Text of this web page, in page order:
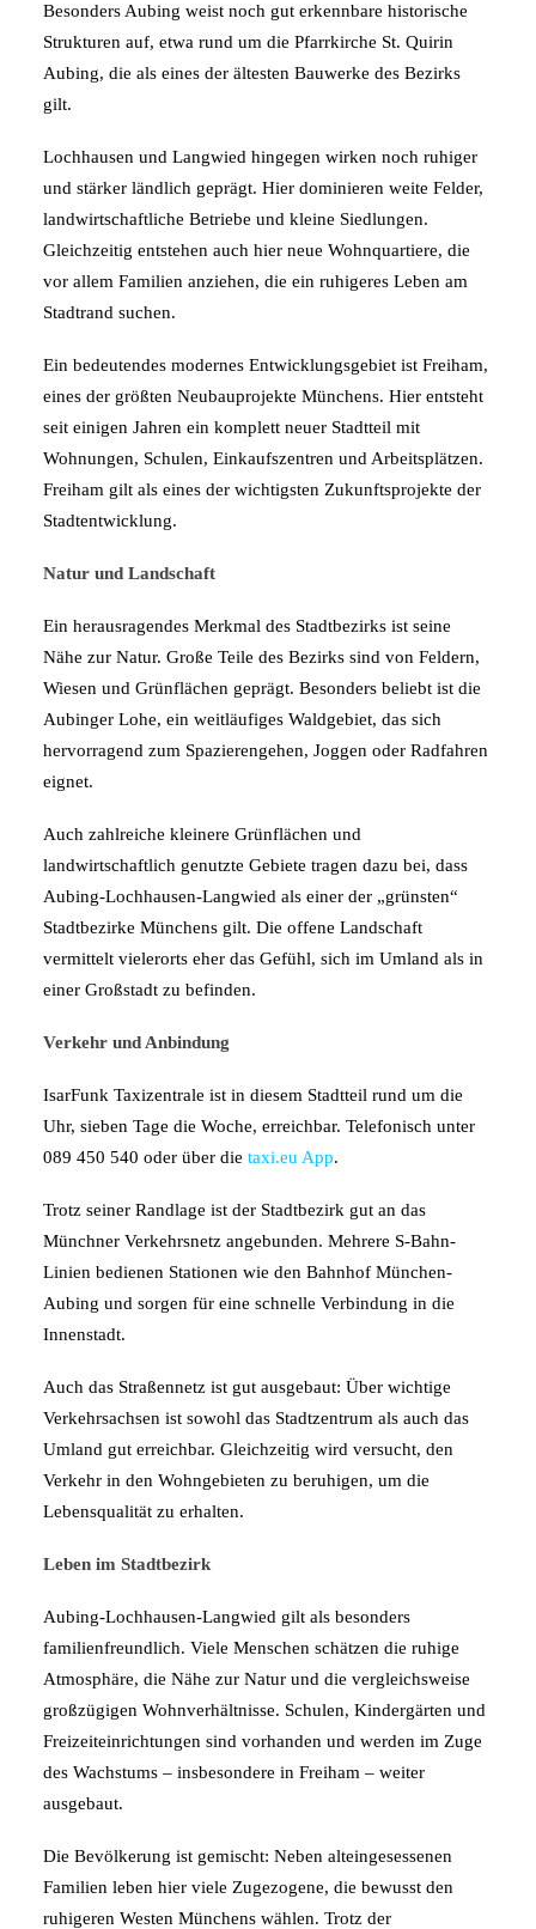
Besonders Aubing weist noch gut erkennbare historische
Strukturen auf, etwa rund um die Pfarrkirche St. Quirin
Aubing, die als eines der ältesten Bauwerke des Bezirks
gilt.
Lochhausen und Langwied hingegen wirken noch ruhiger
und stärker ländlich geprägt. Hier dominieren weite Felder,
landwirtschaftliche Betriebe und kleine Siedlungen.
Gleichzeitig entstehen auch hier neue Wohnquartiere, die
vor allem Familien anziehen, die ein ruhigeres Leben am
Stadtrand suchen.
Ein bedeutendes modernes Entwicklungsgebiet ist Freiham,
eines der größten Neubauprojekte Münchens. Hier entsteht
seit einigen Jahren ein komplett neuer Stadtteil mit
Wohnungen, Schulen, Einkaufszentren und Arbeitsplätzen.
Freiham gilt als eines der wichtigsten Zukunftsprojekte der
Stadtentwicklung.
Natur und Landschaft
Ein herausragendes Merkmal des Stadtbezirks ist seine
Nähe zur Natur. Große Teile des Bezirks sind von Feldern,
Wiesen und Grünflächen geprägt. Besonders beliebt ist die
Aubinger Lohe, ein weitläufiges Waldgebiet, das sich
hervorragend zum Spazierengehen, Joggen oder Radfahren
eignet.
Auch zahlreiche kleinere Grünflächen und
landwirtschaftlich genutzte Gebiete tragen dazu bei, dass
Aubing-Lochhausen-Langwied als einer der „grünsten“
Stadtbezirke Münchens gilt. Die offene Landschaft
vermittelt vielerorts eher das Gefühl, sich im Umland als in
einer Großstadt zu befinden.
Verkehr und Anbindung
IsarFunk Taxizentrale ist in diesem Stadtteil rund um die
Uhr, sieben Tage die Woche, erreichbar. Telefonisch unter
089 450 540 oder über die taxi.eu App.
Trotz seiner Randlage ist der Stadtbezirk gut an das
Münchner Verkehrsnetz angebunden. Mehrere S-Bahn-
Linien bedienen Stationen wie den Bahnhof München-
Aubing und sorgen für eine schnelle Verbindung in die
Innenstadt.
Auch das Straßennetz ist gut ausgebaut: Über wichtige
Verkehrsachsen ist sowohl das Stadtzentrum als auch das
Umland gut erreichbar. Gleichzeitig wird versucht, den
Verkehr in den Wohngebieten zu beruhigen, um die
Lebensqualität zu erhalten.
Leben im Stadtbezirk
Aubing-Lochhausen-Langwied gilt als besonders
familienfreundlich. Viele Menschen schätzen die ruhige
Atmosphäre, die Nähe zur Natur und die vergleichsweise
großzügigen Wohnverhältnisse. Schulen, Kindergärten und
Freizeiteinrichtungen sind vorhanden und werden im Zuge
des Wachstums – insbesondere in Freiham – weiter
ausgebaut.
Die Bevölkerung ist gemischt: Neben alteingesessenen
Familien leben hier viele Zugezogene, die bewusst den
ruhigeren Westen Münchens wählen. Trotz der